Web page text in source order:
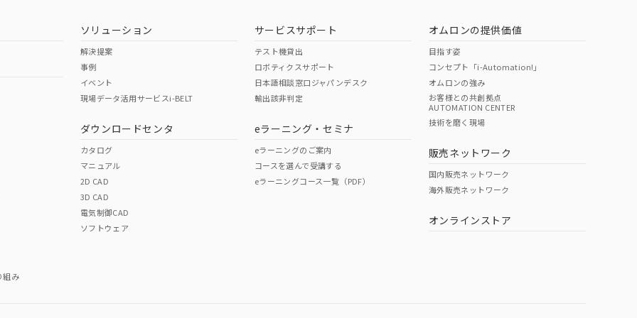
O O
等で未対応品が混在する可能性があります。
合わせください。
（日本
（アメリカ
この製品の規格認証/適合状況ページへ
その他の認証はこちらのページからご検索ください
組み
ソリューション
解決提案
事例
イベント
現場データ活用サービスi-BELT
ダウンロードセンタ
カタログ
マニュアル
2D CAD
3D CAD
電気制御CAD
ソフトウェア
サービスサポート
テスト機貸出
ロボティクスサポート
日本語相談窓口ジャパンデスク
輸出該非判定
eラーニング・セミナ
eラーニングのご案内
コースを選んで受講する
eラーニングコース一覧（PDF）
オムロンの提供価値
目指す姿
コンセプト「i-Automation!」
オムロンの強み
お客様との共創拠点
AUTOMATION CENTER
技術を磨く現場
販売ネットワーク
国内販売ネットワーク
海外販売ネットワーク
オンラインストア